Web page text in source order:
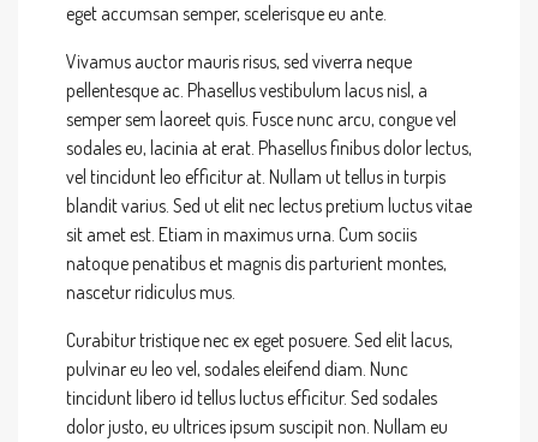
eget accumsan semper, scelerisque eu ante.
Vivamus auctor mauris risus, sed viverra neque
pellentesque ac. Phasellus vestibulum lacus nisl, a
semper sem laoreet quis. Fusce nunc arcu, congue vel
sodales eu, lacinia at erat. Phasellus finibus dolor lectus,
vel tincidunt leo efficitur at. Nullam ut tellus in turpis
blandit varius. Sed ut elit nec lectus pretium luctus vitae
sit amet est. Etiam in maximus urna. Cum sociis
natoque penatibus et magnis dis parturient montes,
nascetur ridiculus mus.
Curabitur tristique nec ex eget posuere. Sed elit lacus,
pulvinar eu leo vel, sodales eleifend diam. Nunc
tincidunt libero id tellus luctus efficitur. Sed sodales
dolor justo, eu ultrices ipsum suscipit non. Nullam eu